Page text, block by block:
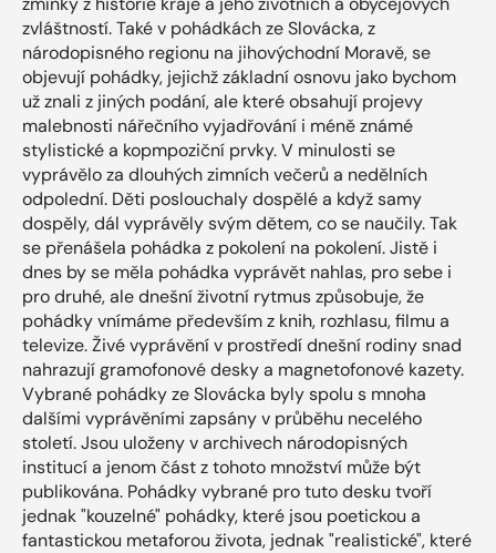
zvláštností. Také v pohádkách ze Slovácka, z
národopisného regionu na jihovýchodní Moravě, se
objevují pohádky, jejichž základní osnovu jako bychom
už znali z jiných podání, ale které obsahují projevy
malebnosti nářečního vyjadřování i méně známé
stylistické a kopmpoziční prvky. V minulosti se
vyprávělo za dlouhých zimních večerů a nedělních
odpolední. Děti poslouchaly dospělé a když samy
dospěly, dál vyprávěly svým dětem, co se naučily. Tak
se přenášela pohádka z pokolení na pokolení. Jistě i
dnes by se měla pohádka vyprávět nahlas, pro sebe i
pro druhé, ale dnešní životní rytmus způsobuje, že
pohádky vnímáme především z knih, rozhlasu, filmu a
televize. Živé vyprávění v prostředí dnešní rodiny snad
nahrazují gramofonové desky a magnetofonové kazety.
Vybrané pohádky ze Slovácka byly spolu s mnoha
dalšími vyprávěními zapsány v průběhu necelého
století. Jsou uloženy v archivech národopisných
institucí a jenom část z tohoto množství může být
publikována. Pohádky vybrané pro tuto desku tvoří
jednak "kouzelné" pohádky, které jsou poetickou a
fantastickou metaforou života, jednak "realistické", které